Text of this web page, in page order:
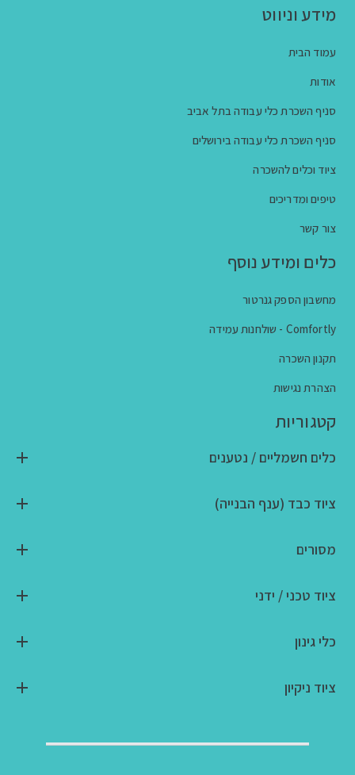
מידע וניווט
עמוד הבית
אודות
סניף השכרת כלי עבודה בתל אביב
סניף השכרת כלי עבודה בירושלים
ציוד וכלים להשכרה
טיפים ומדריכים
צור קשר
כלים ומידע נוסף
מחשבון הספק גנרטור
Comfortly - שולחנות עמידה
תקנון השכרה
הצהרת נגישות
קטגוריות
כלים חשמליים / נטענים
ציוד כבד (ענף הבנייה)
מסורים
ציוד טכני / ידני
כלי גינון
ציוד ניקיון